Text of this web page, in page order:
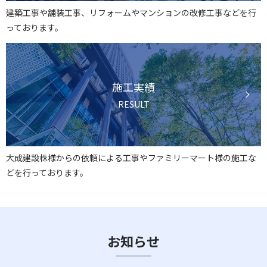
建築工事や舗装工事、リフォームやマンションの改修工事などを行
っております。
施工実績
RESULT
大成建設株様からの依頼による工事やファミリーマート様の施工な
どを行っております。
お知らせ